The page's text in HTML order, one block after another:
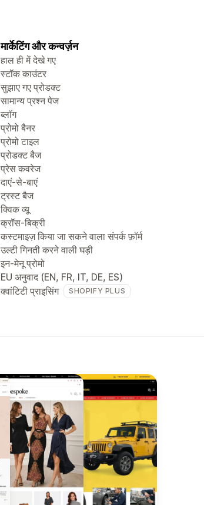
मार्केटिंग और कन्वर्ज़न
हाल ही में देखे गए
स्टॉक काउंटर
सुझाए गए प्रोडक्ट
सामान्य प्रश्न पेज
ब्लॉग
प्रोमो बैनर
प्रोमो टाइल
प्रोडक्ट बैज
प्रेस कवरेज
दाएं-से-बाएं
ट्रस्ट बैज
क्विक व्यू
क्रॉस-बिक्री
कस्टमाइज़ किया जा सकने वाला संपर्क फ़ॉर्म
उल्टी गिनती करने वाली घड़ी
इन-मेनू प्रोमो
EU अनुवाद (EN, FR, IT, DE, ES)
क्वांटिटी प्राइसिंग
SHOPIFY PLUS